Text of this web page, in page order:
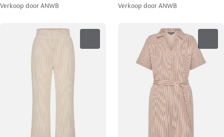
Verkoop doorANWB Verkoop doorANWB